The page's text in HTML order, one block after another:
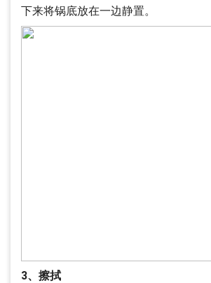
下来将锅底放在一边静置。
3、擦拭